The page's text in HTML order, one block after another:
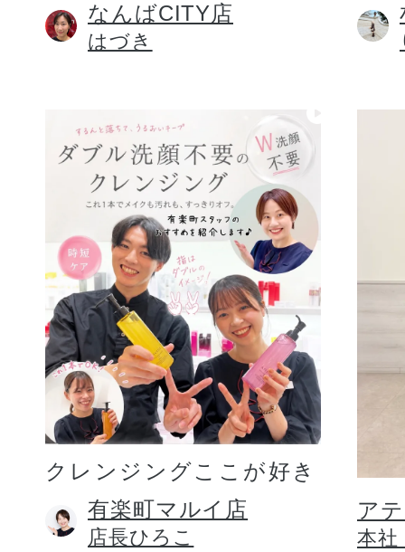
なんばCITY店
はづき
クレンジングここが好き
有楽町マルイ店
店長ひろこ
ア
本